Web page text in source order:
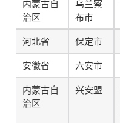
内蒙古自
治区
乌兰察
布市
河北省 保定市
安徽省
六安市
内蒙古自
治区
兴安盟